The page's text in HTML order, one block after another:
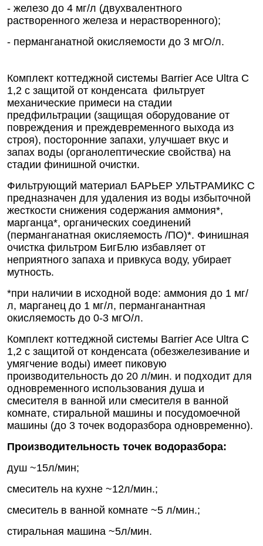
- железо до 4 мг/л (двухвалентного
растворенного железа и нерастворенного);
- перманганатной окисляемости до 3 мгО/л.
Комплект коттеджной системы Barrier Ace Ultra С
1,2 с защитой от конденсата фильтрует
механические примеси на стадии
предфильтрации (защищая оборудование от
повреждения и преждевременного выхода из
строя), посторонние запахи, улучшает вкус и
запах воды (органолептические свойства) на
стадии финишной очистки.
Фильтрующий материал БАРЬЕР УЛЬТРАМИКС С
предназначен для удаления из воды избыточной
жесткости снижения содержания аммония*,
марганца*, органических соединений
(перманганатная окисляемость /ПО)*. Финишная
очистка фильтром БигБлю избавляет от
неприятного запаха и привкуса воду, убирает
мутность.
*при наличии в исходной воде: аммония до 1 мг/
л, марганец до 1 мг/л, перманганантная
окисляемость до 0-3 мгО/л.
Комплект коттеджной системы Barrier Ace Ultra С
1,2 с защитой от конденсата (обезжелезивание и
умягчение воды) имеет пиковую
производительность до 20 л/мин. и подходит для
одновременного использования душа и
смесителя в ванной или смесителя в ванной
комнате, стиральной машины и посудомоечной
машины (до 3 точек водоразбора одновременно).
Производительность точек водоразбора:
душ ~15л/мин;
смеситель на кухне ~12л/мин.;
смеситель в ванной комнате ~5 л/мин.;
стиральная машина ~5л/мин.